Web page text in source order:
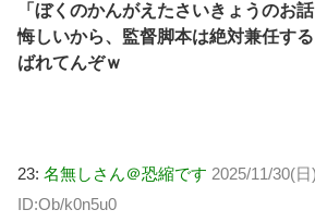
「ぼくのかんがえたさいきょうのお
悔しいから、監督脚本は絶対兼任す
ばれてんぞｗ
23: 名無しさん＠恐縮です 2025/11/30(
ID:Ob/k0n5u0